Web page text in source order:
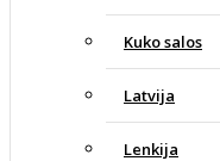
Kuko salos
Latvija
Lenkija